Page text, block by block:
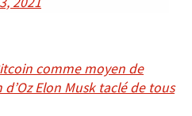
comme moyen de
Elon Musk taclé de tous